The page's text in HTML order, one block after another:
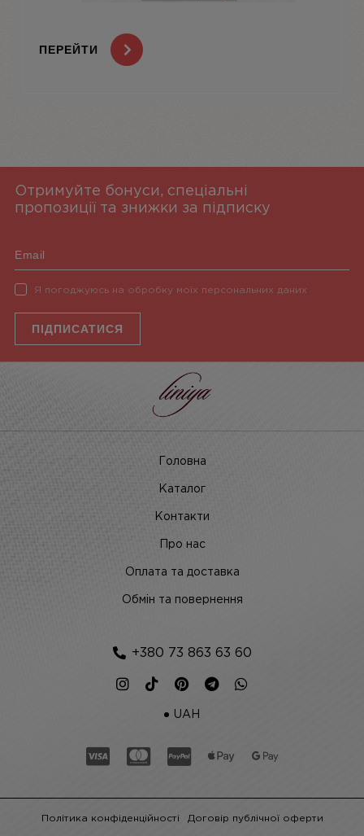
ПЕРЕЙТИ
Отримуйте бонуси, спеціальні
пропозиції та знижки за підписку
Я погоджуюсь на обробку моїх персональних даних
ПІДПИСАТИСЯ
Головна
Каталог
Контакти
Про нас
Оплата та доставка
Обмін та повернення
+380 73 863 63 60
UAH
Політика конфіденційності Договір публічної оферти